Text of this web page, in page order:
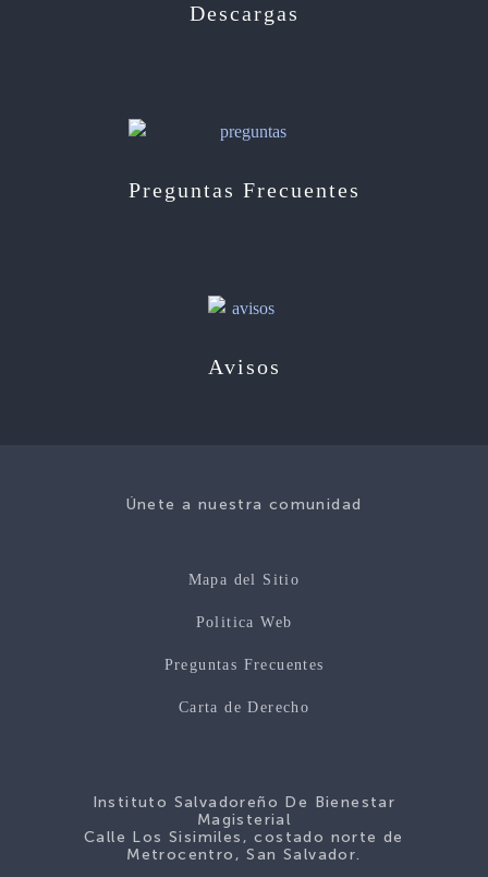
Descargas
Preguntas Frecuentes
Avisos
Únete a nuestra comunidad
Mapa del Sitio
Politica Web
Preguntas Frecuentes
Carta de Derecho
Instituto Salvadoreño De Bienestar
Magisterial
Calle Los Sisimiles, costado norte de
Metrocentro, San Salvador.